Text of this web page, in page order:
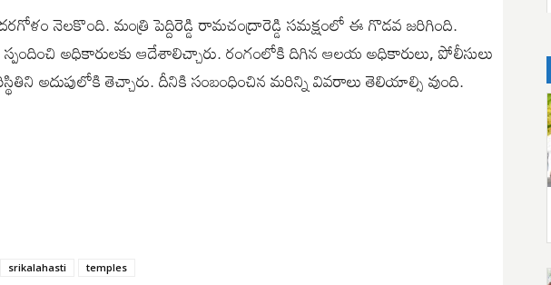
నెలకొంది. మంత్రి పెద్దిరెడ్డి రామచంద్రారెడ్డి సమక్షంలో ఈ గొడవ జరిగింది.
అధికారులకు ఆదేశాలిచ్చారు. రంగంలోకి దిగిన ఆలయ అధికారులు, పోలీసులు
అదుపులోకి తెచ్చారు. దీనికి సంబంధించిన మరిన్ని వివరాలు తెలియాల్సి వుంది.
srikalahasti temples